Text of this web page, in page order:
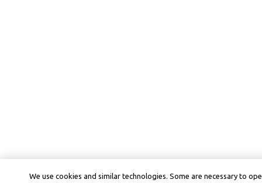
We use cookies and similar technologies. Some are necessary to